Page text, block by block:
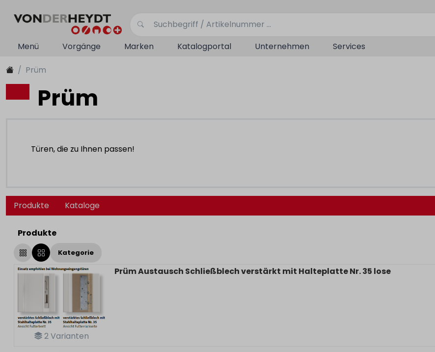
Menü Vorgänge Marken Katalogportal Unternehmen Services
Prüm
Prüm
Türen, die zu Ihnen passen!
Produkte Kataloge
Produkte
Kategorie
2Varianten
Prüm Austausch Schließblech verstärkt mit Halteplatte Nr. 35 lose